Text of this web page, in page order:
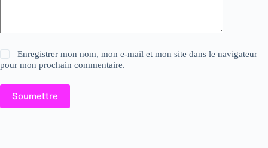
Enregistrer mon nom, mon e-mail et mon site dans le navigateur
pour mon prochain commentaire.
Soumettre